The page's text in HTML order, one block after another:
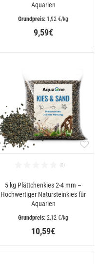
Aquarien
1,92 €/kg
9,59€
5 kg Plättchenkies 2-4 mm –
Hochwertiger Natursteinkies für
Aquarien
2,12 €/kg
10,59€